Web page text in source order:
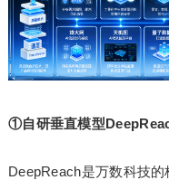
①自研垂直模型
DeepReach是万数科技